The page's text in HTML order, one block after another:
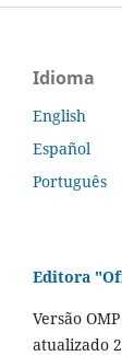
Idioma
English
Español
Português
Editora
Versão
atualizado